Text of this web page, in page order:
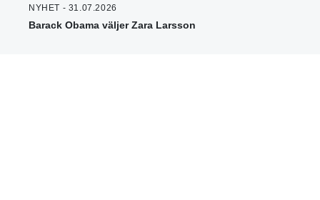
NYHET - 31.07.2026
Barack Obama väljer Zara Larsson